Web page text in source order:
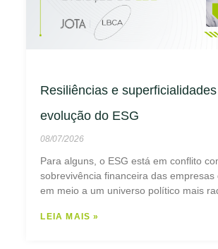
Resiliências e
evolução do ESG
08/07/2026
Para alguns, o ESG está em conflito
sobrevivência financeira das empresas
em meio a um universo político mais
LEIA MAIS »